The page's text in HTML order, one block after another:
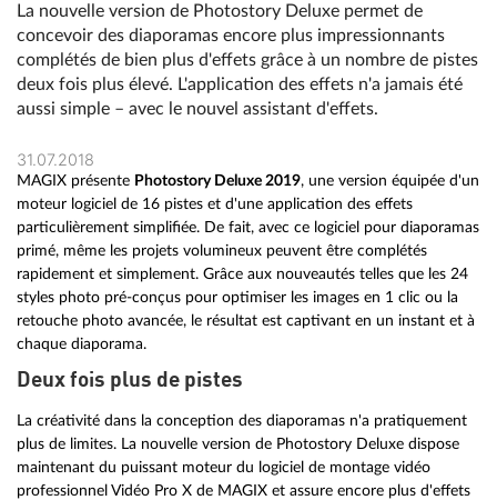
La nouvelle version de Photostory Deluxe permet de
concevoir des diaporamas encore plus impressionnants
complétés de bien plus d'effets grâce à un nombre de pistes
deux fois plus élevé. L'application des effets n'a jamais été
aussi simple – avec le nouvel assistant d'effets.
31.07.2018
MAGIX présente Photostory Deluxe 2019, une version équipée d'un
moteur logiciel de 16 pistes et d'une application des effets
particulièrement simplifiée. De fait, avec ce logiciel pour diaporamas
primé, même les projets volumineux peuvent être complétés
rapidement et simplement. Grâce aux nouveautés telles que les 24
styles photo pré-conçus pour optimiser les images en 1 clic ou la
retouche photo avancée, le résultat est captivant en un instant et à
chaque diaporama.
Deux fois plus de pistes
La créativité dans la conception des diaporamas n'a pratiquement
plus de limites. La nouvelle version de Photostory Deluxe dispose
maintenant du puissant moteur du logiciel de montage vidéo
professionnel Vidéo Pro X de MAGIX et assure encore plus d'effets